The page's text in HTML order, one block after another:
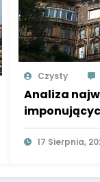
Czysty
Analiza
na świecie,
tunele czy
17 Sierpnia,